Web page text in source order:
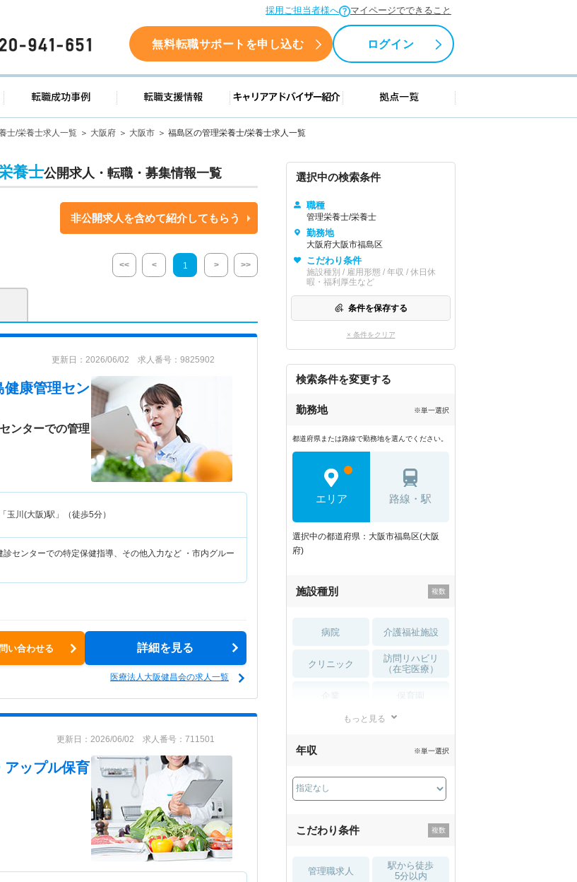
採用ご担当者様へ マイページでできること
0120-941-651 無料転職サポートを申し込む ログイン
求人検索 転職成功事例 転職支援情報 キャリアアドバイザー紹介 拠点一覧
士/栄養士求人一覧 大阪府 大阪市 福島区の管理栄養士/栄養士求人一覧
養士公開求人・転職・募集情報一覧
非公開求人を含めて紹介してもらう
<< < 1 > >>
更新日：2026/06/02 求人番号：9825902
健康管理セン
ンターでの管理
玉川(大阪)駅」（徒歩5分）
診センターでの特定保健指導、その他入力など ・市内グルー
い合わせる 詳細を見る
医療法人大阪健昌会の求人一覧
更新日：2026/06/02 求人番号：711501
アップル保育
選択中の検索条件
職種
管理栄養士/栄養士
勤務地
大阪府大阪市福島区
こだわり条件
施設種別 / 雇用形態 / 年収 / 休日休
暇・福利厚生など
条件を保存する
× 条件をクリア
検索条件を変更する
勤務地 ※単一選択
都道府県または路線で勤務地を選んでください。
エリア 路線・駅
選択中の都道府県：大阪市福島区(大阪
府)
施設種別
病院 介護福祉施設
クリニック
訪問リハビリ
（在宅医療）
薬局・
もっと見る
年収 ※単一選択
こだわり条件
管理職求人
駅から徒歩
5分以内